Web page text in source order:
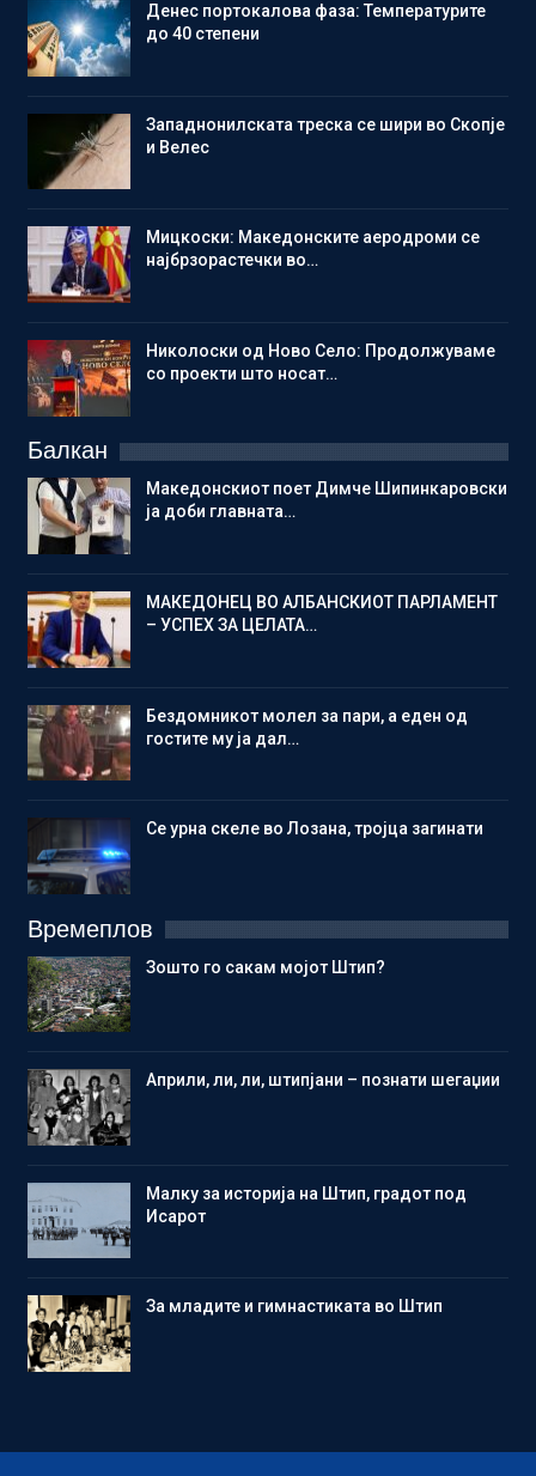
Денес портокалова фаза: Температурите
до 40 степени
Западнонилската треска се шири во Скопје
и Велес
Мицкоски: Македонските аеродроми се
најбрзорастечки во…
Николоски од Ново Село: Продолжуваме
со проекти што носат…
Балкан
Македонскиот поет Димче Шипинкаровски
ја доби главната…
МАКЕДОНЕЦ ВО АЛБАНСКИОТ ПАРЛАМЕНТ
– УСПЕХ ЗА ЦЕЛАТА…
Бездомникот молел за пари, а еден од
гостите му ја дал…
Се урна скеле во Лозана, тројца загинати
Времеплов
Зошто го сакам мојот Штип?
Aприли, ли, ли, штипјани – познати шегаџии
Малку за историја на Штип, градот под
Исарот
Зa младите и гимнастиката во Штип